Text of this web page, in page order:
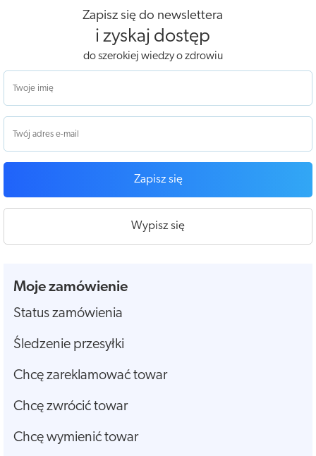
Zapisz się do newslettera
i zyskaj dostęp
do szerokiej wiedzy o zdrowiu
Zapisz się
Wypisz się
Moje zamówienie
Status zamówienia
Śledzenie przesyłki
Chcę zareklamować towar
Chcę zwrócić towar
Chcę wymienić towar